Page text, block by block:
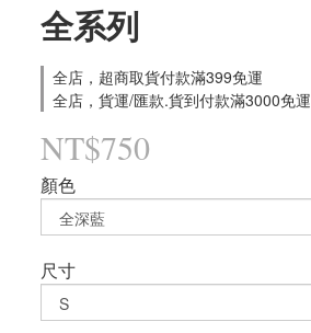
全系列
全店，超商取貨付款滿399免運
全店，貨運/匯款.貨到付款滿3000免運
NT$750
顏色
尺寸